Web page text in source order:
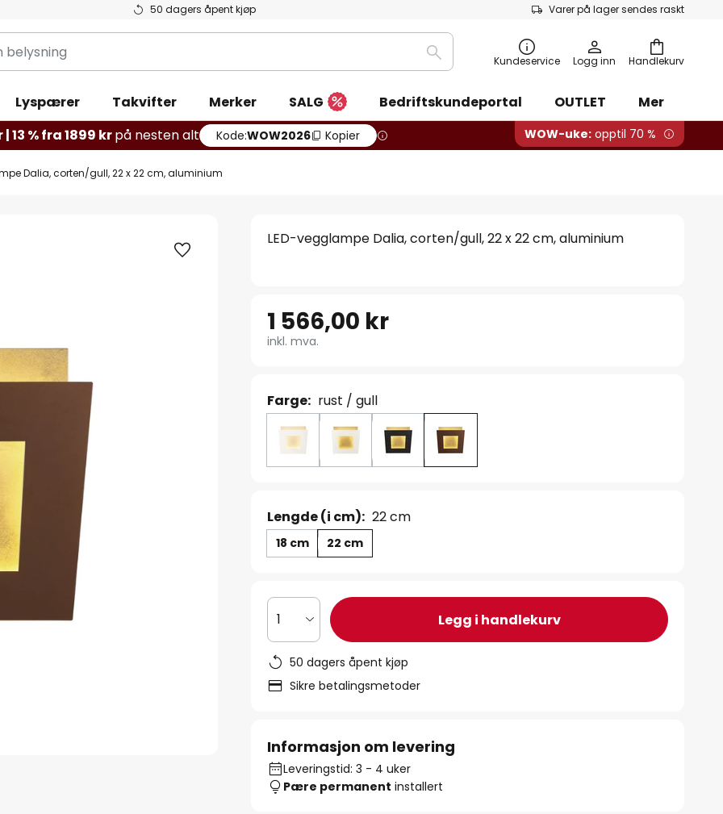
50 dagers åpent kjøp Varer på lager sendes raskt
Handlekurv
Søk Kundeservice Logg inn
Lyspærer Takvifter Merker SALG Bedriftskundeportal OUTLET
Mer
13 % fra 1899 krpå nesten alt Kode:WOW2026 Kopier WOW-uke: opptil 70 %
Dalia, corten/gull, 22 x 22 cm, aluminium
LED-vegglampe Dalia, corten/gull, 22 x 22 cm, aluminium
1 566,00 kr
inkl. mva.
Farge: rust / gull
Lengde (i cm): 22 cm
18 cm 22 cm
1 Legg i handlekurv
50 dagers åpent kjøp
Sikre betalingsmetoder
Informasjon om levering
Leveringstid: 3 - 4 uker
Pære permanent installert